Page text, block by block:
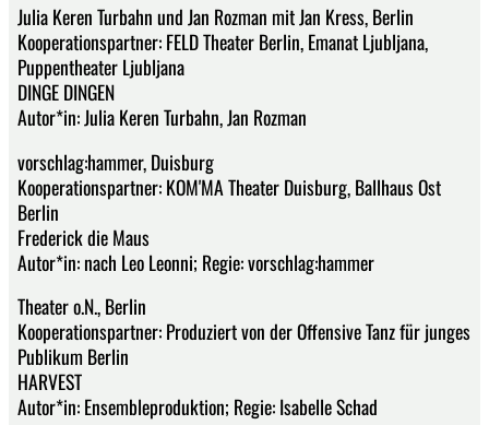
Julia Keren Turbahn und Jan Rozman mit Jan Kress, Berlin
Kooperationspartner: FELD Theater Berlin, Emanat Ljubljana,
Puppentheater Ljubljana
DINGE DINGEN
Autor*in: Julia Keren Turbahn, Jan Rozman
vorschlag:hammer, Duisburg
Kooperationspartner: KOM'MA Theater Duisburg, Ballhaus Ost
Berlin
Frederick die Maus
Autor*in: nach Leo Leonni; Regie: vorschlag:hammer
Theater o.N., Berlin
Kooperationspartner: Produziert von der Offensive Tanz für junges
Publikum Berlin
HARVEST
Autor*in: Ensembleproduktion; Regie: Isabelle Schad